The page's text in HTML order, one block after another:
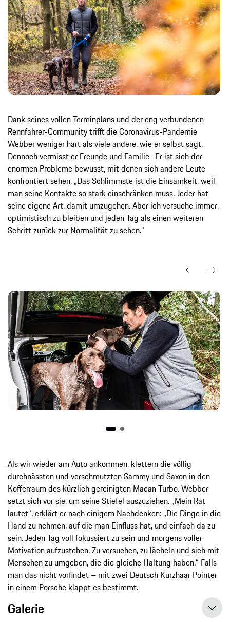
Dank seines vollen Terminplans und der eng verbundenen
Rennfahrer-Community trifft die Coronavirus-Pandemie
Webber weniger hart als viele andere, wie er selbst sagt.
Dennoch vermisst er Freunde und Familie- Er ist sich der
enormen Probleme bewusst, mit denen sich andere Leute
konfrontiert sehen. „Das Schlimmste ist die Einsamkeit, weil
man seine Kontakte so stark einschränken muss. Jeder hat
seine eigene Art, damit umzugehen. Aber ich versuche immer,
optimistisch zu bleiben und jeden Tag als einen weiteren
Schritt zurück zur Normalität zu sehen.“
Als wir wieder am Auto ankommen, klettern die völlig
durchnässten und verschmutzten Sammy und Saxon in den
Kofferraum des kürzlich gereinigten Macan Turbo. Webber
setzt sich vor sie, um seine Stiefel auszuziehen. „Mein Rat
lautet“, erklärt er nach einigem Nachdenken: „Die Dinge in die
Hand zu nehmen, auf die man Einfluss hat, und einfach da zu
sein. Jeden Tag voll fokussiert zu sein und morgens voller
Motivation aufzustehen. Zu versuchen, zu lächeln und sich mit
Menschen zu umgeben, die die gleiche Haltung haben.“ Falls
man das nicht vorfindet – mit zwei Deutsch Kurzhaar Pointer
in einem Porsche klappt es bestimmt.
Galerie